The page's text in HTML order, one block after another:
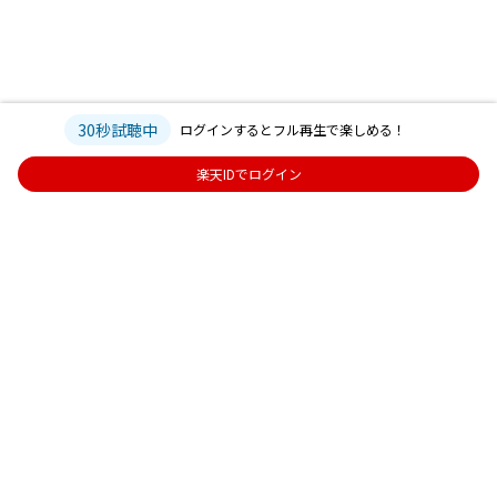
30秒試聴中 ログインするとフル再生で楽しめる！
楽天IDでログイン